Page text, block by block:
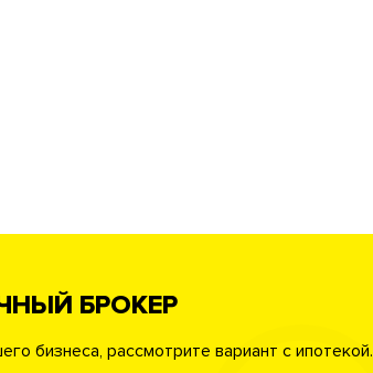
Видеонаблюдение
БРОКЕР
бизнеса, рассмотрите вариант с ипотекой.